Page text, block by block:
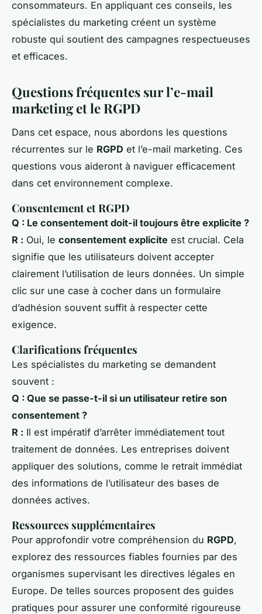
consommateurs. En appliquant ces conseils, les
spécialistes du marketing créent un système
robuste qui soutient des campagnes respectueuses
et efficaces.
Questions fréquentes sur l’e-mail
marketing et le RGPD
Dans cet espace, nous abordons les questions
récurrentes sur le RGPD et l’e-mail marketing. Ces
questions vous aideront à naviguer efficacement
dans cet environnement complexe.
Consentement et RGPD
Q : Le consentement doit-il toujours être explicite ?
R : Oui, le consentement explicite est crucial. Cela
signifie que les utilisateurs doivent accepter
clairement l’utilisation de leurs données. Un simple
clic sur une case à cocher dans un formulaire
d’adhésion souvent suffit à respecter cette
exigence.
Clarifications fréquentes
Les spécialistes du marketing se demandent
souvent :
Q : Que se passe-t-il si un utilisateur retire son
consentement ?
R : Il est impératif d’arrêter immédiatement tout
traitement de données. Les entreprises doivent
appliquer des solutions, comme le retrait immédiat
des informations de l’utilisateur des bases de
données actives.
Ressources supplémentaires
Pour approfondir votre compréhension du RGPD,
explorez des ressources fiables fournies par des
organismes supervisant les directives légales en
Europe. De telles sources proposent des guides
pratiques pour assurer une conformité rigoureuse